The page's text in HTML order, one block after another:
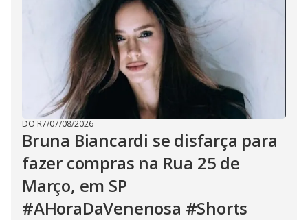
DO R7/07/08/2026
Bruna Biancardi se disfarça para
fazer compras na Rua 25 de
Março, em SP
#AHoraDaVenenosa #Shorts